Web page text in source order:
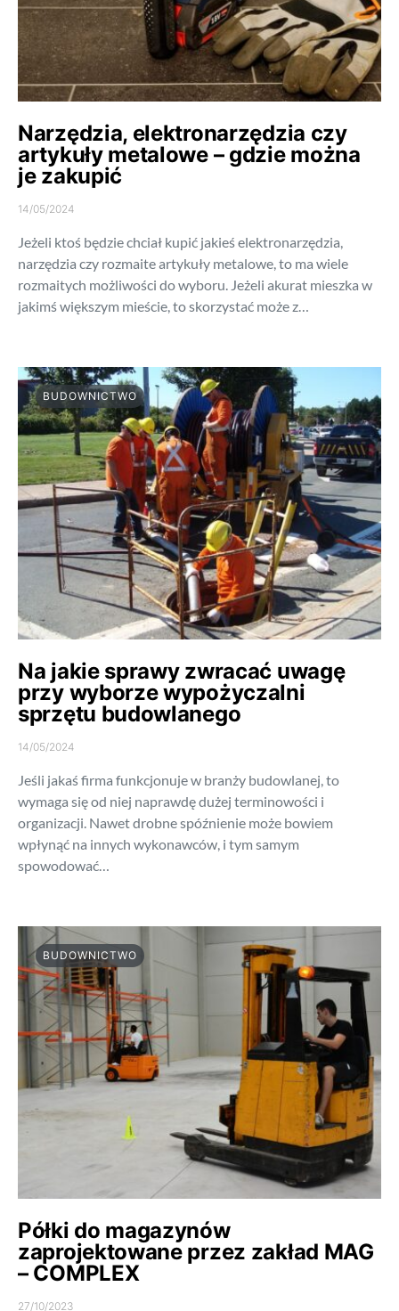
Narzędzia, elektronarzędzia czy
artykuły metalowe – gdzie można
je zakupić
14/05/2024
Jeżeli ktoś będzie chciał kupić jakieś elektronarzędzia,
narzędzia czy rozmaite artykuły metalowe, to ma wiele
rozmaitych możliwości do wyboru. Jeżeli akurat mieszka w
jakimś większym mieście, to skorzystać może z…
BUDOWNICTWO
Na jakie sprawy zwracać uwagę
przy wyborze wypożyczalni
sprzętu budowlanego
14/05/2024
Jeśli jakaś firma funkcjonuje w branży budowlanej, to
wymaga się od niej naprawdę dużej terminowości i
organizacji. Nawet drobne spóźnienie może bowiem
wpłynąć na innych wykonawców, i tym samym
spowodować…
BUDOWNICTWO
Półki do magazynów
zaprojektowane przez zakład MAG
– COMPLEX
27/10/2023